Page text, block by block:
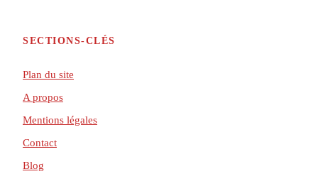
SECTIONS-CLÉS
Plan du site
A propos
Mentions légales
Contact
Blog